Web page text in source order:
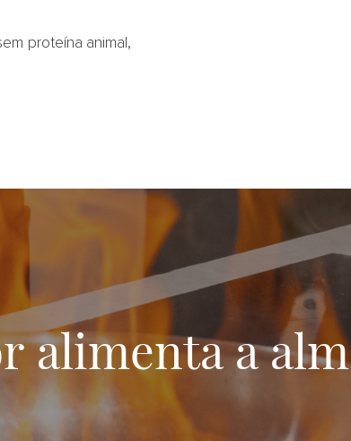
proteína animal,
alimenta a